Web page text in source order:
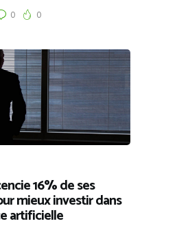
0 0
16% de ses
mieux investir dans
artificielle